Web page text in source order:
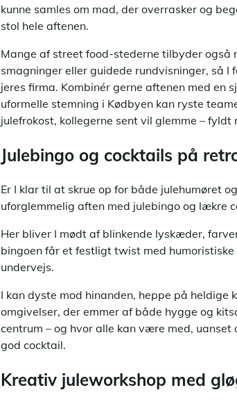
kunne samles om mad, der overrasker og
stol hele aftenen.
Mange af street food-stederne tilbyder
smagninger eller guidede rundvisninger, så
jeres firma. Kombinér gerne aftenen med en
uformelle stemning i Kødbyen kan ryste
julefrokost, kollegerne sent vil glemme –
Julebingo og cocktails på
Er I klar til at skrue op for både julehumøret
uforglemmelig aften med julebingo og lækre
Her bliver I mødt af blinkende lyskæder,
bingoen får et festligt twist med
undervejs.
I kan dyste mod hinanden, heppe på heldige
omgivelser, der emmer af både hygge og
centrum – og hvor alle kan være med,
god cocktail.
Kreativ juleworkshop med